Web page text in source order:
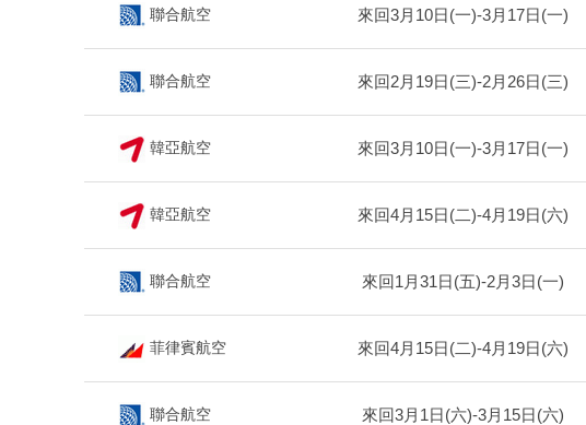
聯合航空 來回3月10日(一)-3月17日(一)
聯合航空 來回2月19日(三)-2月26日(三)
韓亞航空 來回3月10日(一)-3月17日(一)
韓亞航空 來回4月15日(二)-4月19日(六)
聯合航空 來回1月31日(五)-2月3日(一)
菲律賓航空 來回4月15日(二)-4月19日(六)
聯合航空 來回3月1日(六)-3月15日(六)